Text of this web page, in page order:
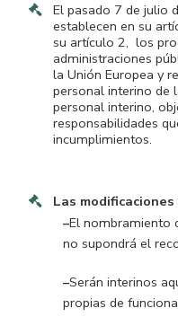
El pasado 7 de julio
establecen en su
su artículo 2, los
administraciones
la Unión Europea y
personal interino de
personal interino,
responsabilidades
incumplimientos.
Las
–El nombramiento
no supondrá el
–Serán interinos
propias de